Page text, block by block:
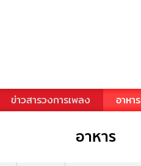
ข่าวสารวงการเพลง อาหาร
อาหาร